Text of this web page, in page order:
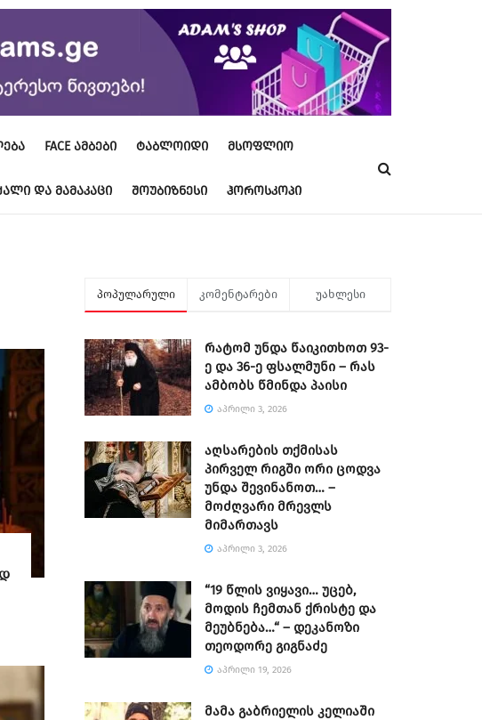
FACE ᲐᲛᲑᲔᲑᲘ ᲢᲐᲑᲚᲝᲘᲓᲘ ᲛᲡᲝᲤᲚᲘᲝ
ᲓᲐ ᲛᲐᲛᲐᲙᲐᲪᲘ ᲨᲝᲣᲑᲘᲖᲜᲔᲡᲘ ᲰᲝᲠᲝᲡᲙᲝᲞᲘ
პოპულარული კომენტარები უახლესი
რატომ უნდა წაიკითხოთ 93-
ე და 36-ე ფსალმუნი – რას
ამბობს წმინდა პაისი
ᲐᲞᲠᲘᲚᲘ 3, 2026
აღსარების თქმისას
პირველ რიგში ორი ცოდვა
უნდა შევინანოთ… –
მოძღვარი მრევლს
მიმართავს
ᲐᲞᲠᲘᲚᲘ 3, 2026
“19 წლის ვიყავი… უცებ,
მოდის ჩემთან ქრისტე და
მეუბნება…“ – დეკანოზი
თეოდორე გიგნაძე
ᲐᲞᲠᲘᲚᲘ 19, 2026
მამა გაბრიელის კელიაში